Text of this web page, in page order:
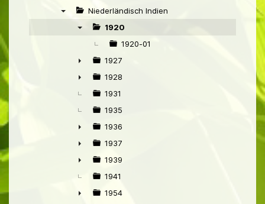
► Niederländisch Indien
1920
1920-01
►
1927
►
1928
1931
1935
►
1936
►
1937
►
1939
1941
1954